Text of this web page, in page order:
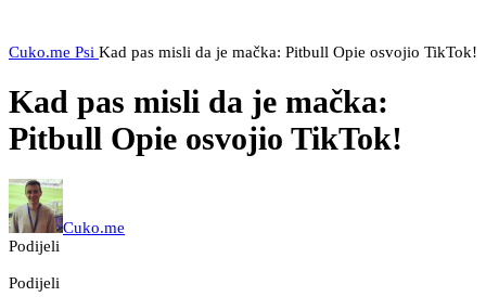
Cuko.me Psi Kad pas misli da je mačka: Pitbull Opie osvojio TikTok!
Kad pas misli da je mačka:
Pitbull Opie osvojio TikTok!
Cuko.me
Podijeli
Podijeli